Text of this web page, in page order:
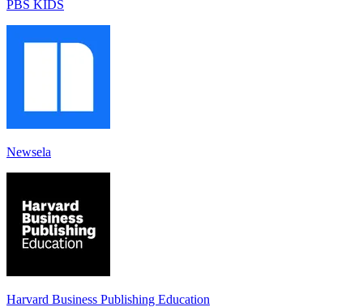
PBS KIDS
Newsela
Harvard Business Publishing Education